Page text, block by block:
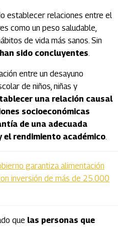
establecer relaciones entre el
como un peso saludable,
de vida más sanos. Sin
sido concluyentes.
entre un desayuno
de niños, niñas y
una relación causal
socioeconómicas
de una adecuada
el rendimiento académico.
garantiza alimentación
inversión de más de 25.000
que las personas que